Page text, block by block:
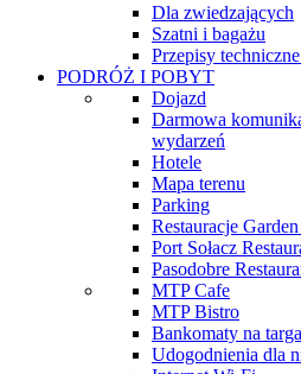
Dla zwiedzających
Szatni i bagażu
Przepisy
PODRÓŻ I POBYT
Dojazd
Darmowa
wydarzeń
Hotele
Mapa terenu
Parking
Restauracje
Port Sołacz
Pasodobre
MTP Cafe
MTP Bistro
Bankomaty na
Udogodnienia dla